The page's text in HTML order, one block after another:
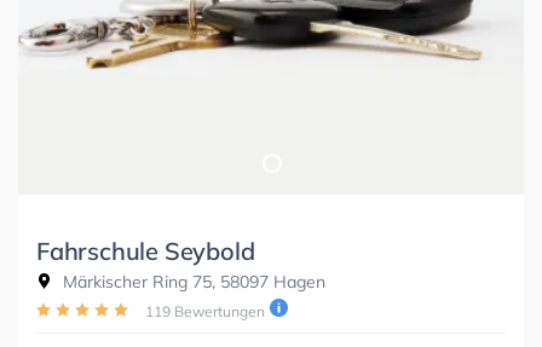
Fahrschule Seybold
Märkischer Ring 75, 58097 Hagen
119 Bewertungen